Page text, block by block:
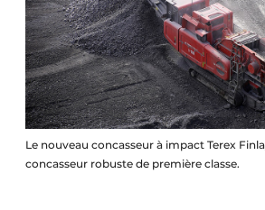
Le nouveau concasseur à impact Terex
concasseur robuste de première classe.